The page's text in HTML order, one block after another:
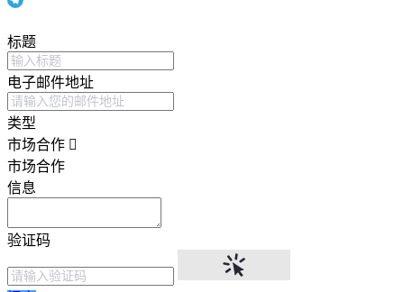
标题
电子邮件地址
类型
市场合作
市场合作
信息
验证码